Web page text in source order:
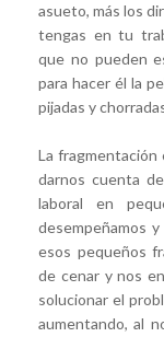
asueto, más los
tengas en tu
que no pueden
para hacer él la
pijadas y
La fragmentación
darnos cuenta
laboral en
desempeñamos
esos pequeños
de cenar y nos
solucionar el
aumentando, al